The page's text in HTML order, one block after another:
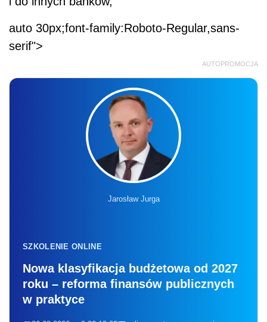
auto 30px;font-family:Roboto-Regular,sans-
serif">
AUTOPROMOCJA
Jarosław Jurga
SZKOLENIE ONLINE
Nowa klasyfikacja budżetowa od 2027
roku – reforma finansów publicznych
w praktyce